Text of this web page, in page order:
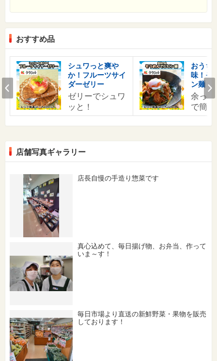
おすすめ品
シュワっと爽や
か！フルーツサイ
ダーゼリー
ゼリーでシュワ
ッと！
おうち
味！そ
ン麺
余っ
で簡
Prev
店舗写真ギャラリー
店長自慢の手造り惣菜です
真心込めて、毎日揚げ物、お弁当、作って
いま～す！
毎日市場より直送の新鮮野菜・果物を販売
しております！